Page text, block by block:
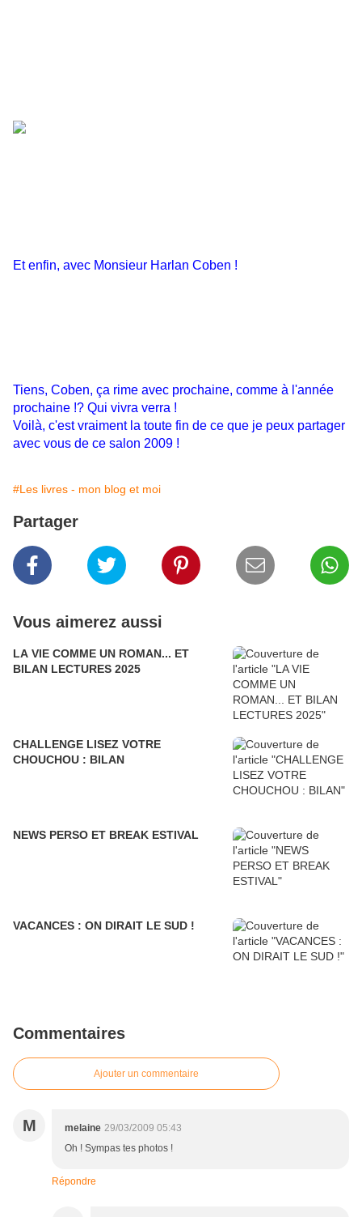
Et enfin, avec Monsieur Harlan Coben !
Tiens, Coben, ça rime avec prochaine, comme à l'année
prochaine !? Qui vivra verra !
Voilà, c'est vraiment la toute fin de ce que je peux partager
avec vous de ce salon 2009 !
#Les livres - mon blog et moi
Partager
Vous aimerez aussi
LA VIE COMME UN ROMAN... ET
BILAN LECTURES 2025
CHALLENGE LISEZ VOTRE
CHOUCHOU : BILAN
NEWS PERSO ET BREAK ESTIVAL
VACANCES : ON DIRAIT LE SUD !
Commentaires
Ajouter un commentaire
M melaine 29/03/2009 05:43
Oh ! Sympas tes photos !
Répondre